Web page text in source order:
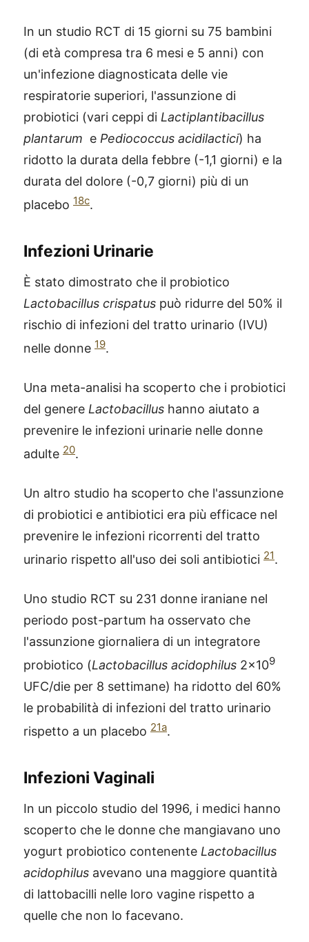
In un studio RCT di 15 giorni su 75 bambini
(di età compresa tra 6 mesi e 5 anni) con
un'infezione diagnosticata delle vie
respiratorie superiori, l'assunzione di
probiotici (vari ceppi di Lactiplantibacillus
plantarum e Pediococcus acidilactici) ha
ridotto la durata della febbre (-1,1 giorni) e la
durata del dolore (-0,7 giorni) più di un
placebo 18c.
Infezioni Urinarie
È stato dimostrato che il probiotico
Lactobacillus crispatus può ridurre del 50% il
rischio di infezioni del tratto urinario (IVU)
nelle donne 19.
Una meta-analisi ha scoperto che i probiotici
del genere Lactobacillus hanno aiutato a
prevenire le infezioni urinarie nelle donne
adulte 20.
Un altro studio ha scoperto che l'assunzione
di probiotici e antibiotici era più efficace nel
prevenire le infezioni ricorrenti del tratto
urinario rispetto all'uso dei soli antibiotici 21.
Uno studio RCT su 231 donne iraniane nel
periodo post-partum ha osservato che
l'assunzione giornaliera di un integratore
probiotico (Lactobacillus acidophilus 2×109
UFC/die per 8 settimane) ha ridotto del 60%
le probabilità di infezioni del tratto urinario
rispetto a un placebo 21a.
Infezioni Vaginali
In un piccolo studio del 1996, i medici hanno
scoperto che le donne che mangiavano uno
yogurt probiotico contenente Lactobacillus
acidophilus avevano una maggiore quantità
di lattobacilli nelle loro vagine rispetto a
quelle che non lo facevano.